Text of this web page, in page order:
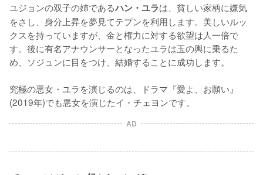
ユジョンの双子の姉であるハン・ユラは、貧しい家柄に嫌気
をさし、身分上昇を夢見てテプンを利用します。美しいルッ
クスを持っていますが、金と権力に対する欲望は人一倍で
す。後に有名アナウンサーとなったユラは玉の輿に乗るた
め、ソジュンに目をつけ、結婚することに成功します。
究極の悪女・ユラを演じるのは、ドラマ『愛よ、お願い』
(2019年)でも悪女を演じたイ・チェヨンです。
AD